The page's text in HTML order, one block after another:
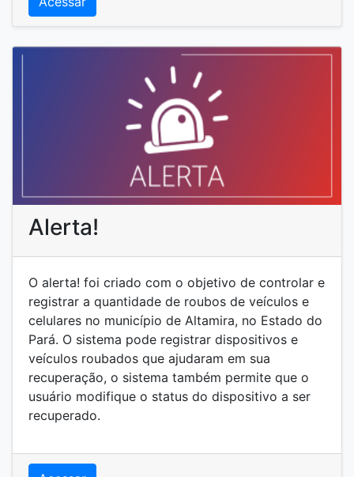
Alerta!
O alerta! foi criado com o objetivo de controlar e
registrar a quantidade de roubos de veículos e
celulares no município de Altamira, no Estado do
Pará. O sistema pode registrar dispositivos e
veículos roubados que ajudaram em sua
recuperação, o sistema também permite que o
recuperado.